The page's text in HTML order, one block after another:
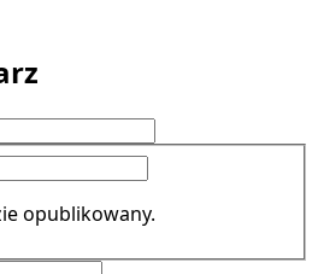
opublikowany.